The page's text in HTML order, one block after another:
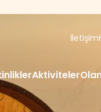
İletişim
Aktiviteler